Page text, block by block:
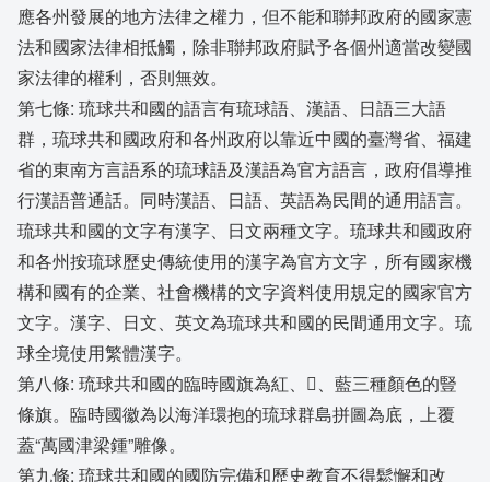
應各州發展的地方法律之權力，但不能和聯邦政府的國家憲
法和國家法律相抵觸，除非聯邦政府賦予各個州適當改變國
家法律的權利，否則無效。
第七條: 琉球共和國的語言有琉球語、漢語、日語三大語
群，琉球共和國政府和各州政府以靠近中國的臺灣省、福建
省的東南方言語系的琉球語及漢語為官方語言，政府倡導推
行漢語普通話。同時漢語、日語、英語為民間的通用語言。
琉球共和國的文字有漢字、日文兩種文字。琉球共和國政府
和各州按琉球歷史傳統使用的漢字為官方文字，所有國家機
構和國有的企業、社會機構的文字資料使用規定的國家官方
文字。漢字、日文、英文為琉球共和國的民間通用文字。琉
球全境使用繁體漢字。
第八條: 琉球共和國的臨時國旗為紅、、藍三種顏色的豎
條旗。臨時國徽為以海洋環抱的琉球群島拼圖為底，上覆
蓋“萬國津梁鍾”雕像。
第九條: 琉球共和國的國防完備和歷史教育不得鬆懈和改